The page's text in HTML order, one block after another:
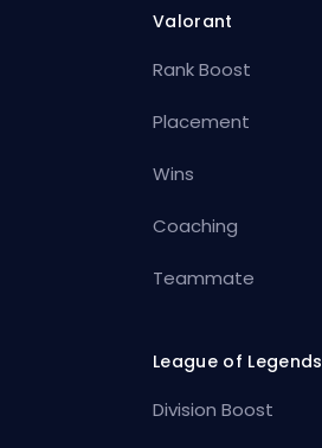
Valorant
Rank Boost
Placement
Wins
Coaching
Teammate
League of Legends
Division Boost